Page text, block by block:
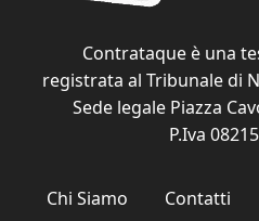
Contrataque è una
registrata al Tribunale di
Sede legale Piazza
P.Iva
Chi Siamo Contatti